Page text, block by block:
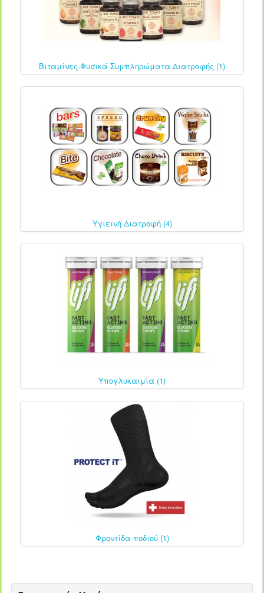
Βιταμίνες-Φυσικά Συμπληρώματα Διατροφής (1)
Υγιεινή Διατροφή (4)
Υπογλυκαιμία (1)
Φροντίδα ποδιού (1)